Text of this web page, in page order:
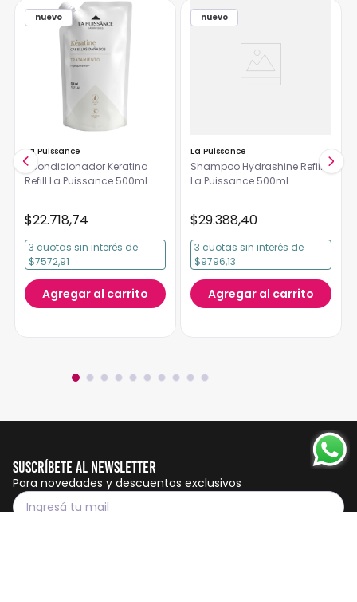
nuevo
La Puissance
Acondicionador Keratina
Refill La Puissance 500ml
$22.718,74
3 cuotas sin interés de
$7572,91
Agregar al carrito
nuevo
La Puissance
Shampoo Hydrashine Refill
La Puissance 500ml
$29.388,40
3 cuotas sin interés de
$9796,13
Agregar al carrito
Suscríbete al Newsletter
Para novedades y descuentos exclusivos